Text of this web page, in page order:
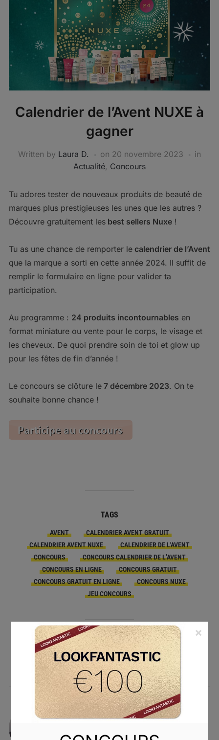
Calendrier de l’Avent NUXE à
gagner
Written by Laura D. on 20 novembre 2023
in
Actualité, Concours
Tu adores tester de nouveaux produits de beauté de
marques plus prestigieuses les unes que les autres ?
Découvre gratuitement lesbest sellers Nuxe!
Tu as une chance de remporter lecalendrier de l’Avent
que la marque a sorti en cette année 2024. Il suffit de
remplir le formulaire en ligne pour valider ta
participation.
Au programme : 24 produits incontournables en
format miniature ou vente pour le corps, le visage et
les cheveux. De quoi prendre soin de toi et glow up
pour les fêtes de fin d’année !
Le concours se clôture le7 décembre 2023. On te
souhaite bonne chance !
TAGS
AVENT
CALENDRIER AVENT GRATUIT
CALENDRIER AVENT NUXE
CALENDRIER DE L'AVENT
CONCOURS
CONCOURS CALENDRIER DE L’AVENT
CONCOURS EN LIGNE
CONCOURS GRATUIT
CONCOURS GRATUIT EN LIGNE
CONCOURS NUXE
JEU CONCOURS
PRINT
Laura D.
×